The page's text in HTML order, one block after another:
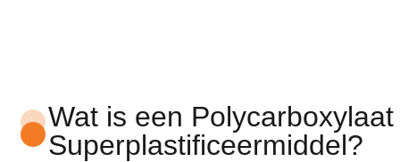
Wat is een Polycarboxylaat
Superplastificeermiddel?